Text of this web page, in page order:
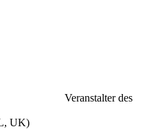
Veranstalter des
UK)